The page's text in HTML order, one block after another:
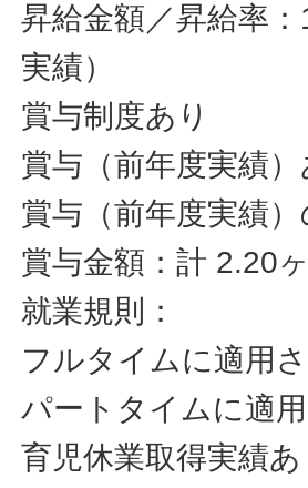
昇給金額／昇給率
実績）
賞与制度あり
賞与（前年度実績）
賞与（前年度実績
賞与金額：計 2.20
就業規則：
フルタイムに適用
パートタイムに適
育児休業取得実績あ